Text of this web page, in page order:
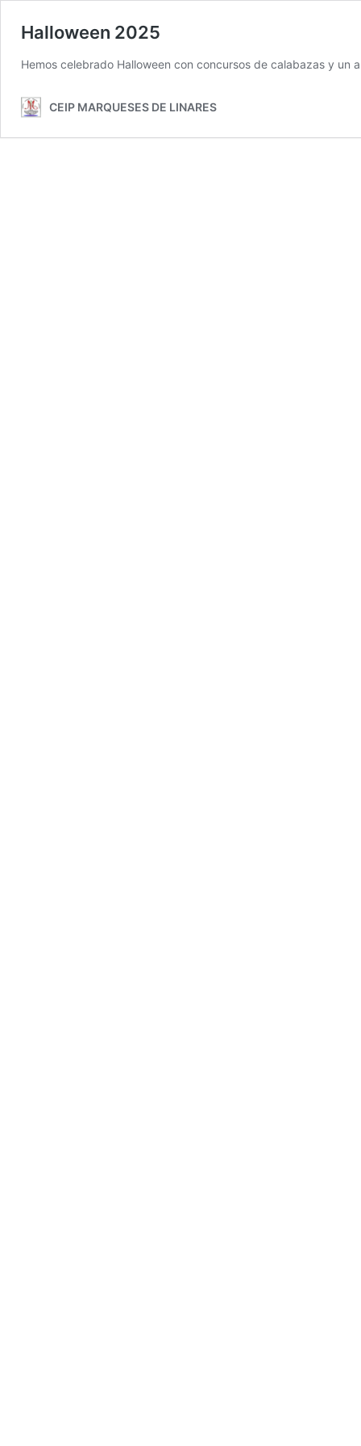
Halloween 2025
Hemos celebrado Halloween con concursos de calabazas y un
CEIP MARQUESES DE LINARES